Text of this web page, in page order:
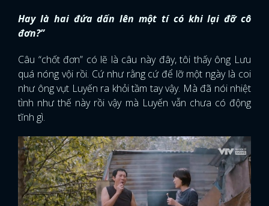
Hay là hai đứa dấn lên một tí có khi lại đỡ cô
đơn?”
Câu “chốt đơn” có lẽ là câu này đây, tôi thấy ông Lưu
quá nóng vội rồi. Cứ như rằng cứ để lỡ một ngày là coi
như ông vụt Luyến ra khỏi tầm tay vậy. Mà đã nói nhiệt
tình như thế này rồi vậy mà Luyến vẫn chưa có động
tĩnh gì.